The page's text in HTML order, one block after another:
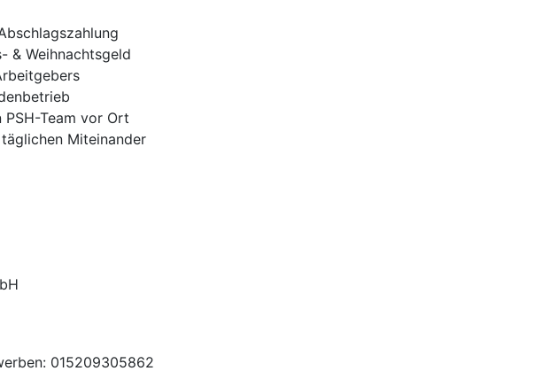
& Weihnachtsgeld
Team vor Ort
Miteinander
015209305862